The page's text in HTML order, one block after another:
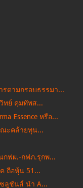
รตามกรอบธรรมา...
ทย์ คุมทัพส...
Essence หรือ...
ะคล้ายทุน...
กฟผ.-กฟภ.รุกพ...
ถือหุ้น 51...
ลูชันส์ นำ A...